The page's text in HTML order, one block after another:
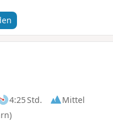
4:25 Std.
Mittel